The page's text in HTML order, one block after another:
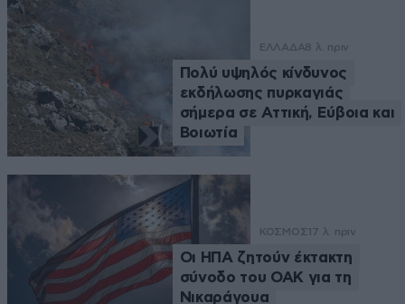
ΕΛΛΑΔΑ8 λ. πριν
Πολύ υψηλός κίνδυνος
εκδήλωσης πυρκαγιάς
σήμερα σε Αττική, Εύβοια και
Βοιωτία
ΚΟΣΜΟΣ 17 λ. πριν
Οι ΗΠΑ ζητούν έκτακτη
σύνοδο του ΟΑΚ για τη
Νικαράγουα